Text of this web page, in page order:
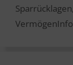
Sparrücklagen,